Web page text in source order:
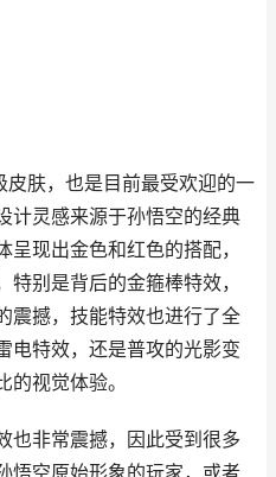
皮肤，也是目前最受欢迎的一
计灵感来源于孙悟空的经典
现出金色和红色的搭配，
别是背后的金箍棒特效，
震撼，技能特效也进行了全
电特效，还是普攻的光影变
视觉体验。
也非常震撼，因此受到很多